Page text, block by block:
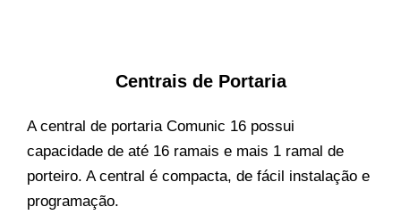
Centrais de Portaria
A central de portaria Comunic 16 possui
capacidade de até 16 ramais e mais 1 ramal de
porteiro. A central é compacta, de fácil instalação e
programação.